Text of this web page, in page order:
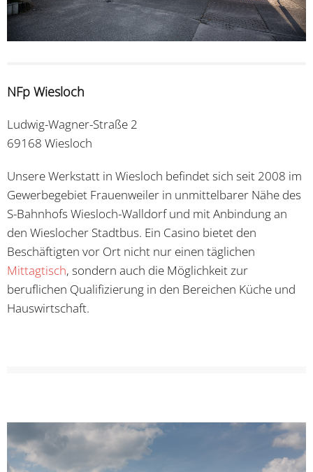
NFp Wiesloch
Ludwig-Wagner-Straße 2
69168 Wiesloch
Unsere Werkstatt in Wiesloch befindet sich seit 2008 im
Gewerbegebiet Frauenweiler in unmittelbarer Nähe des
S-Bahnhofs Wiesloch-Walldorf und mit Anbindung an
den Wieslocher Stadtbus. Ein Casino bietet den
Beschäftigten vor Ort nicht nur einen täglichen
Mittagtisch, sondern auch die Möglichkeit zur
beruflichen Qualifizierung in den Bereichen Küche und
Hauswirtschaft.